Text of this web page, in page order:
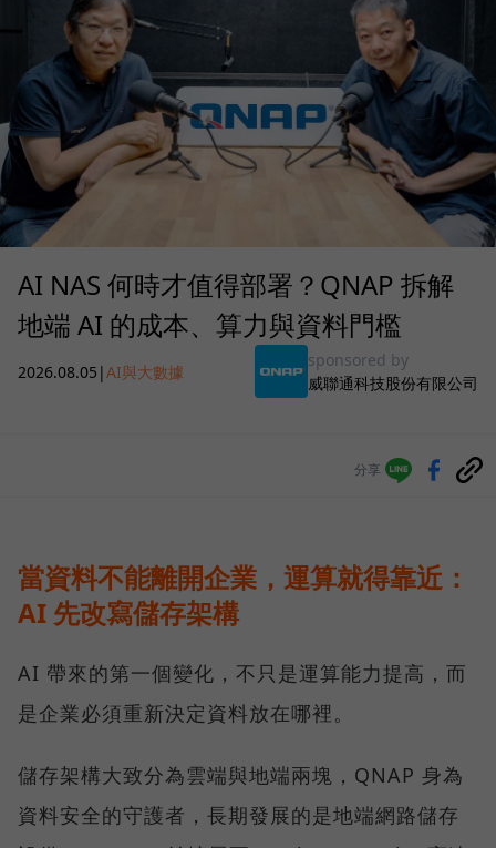
AI NAS 何時才值得部署？QNAP 拆解
地端 AI 的成本、算力與資料門檻
2026.08.05 |AI與大數據
sponsored by
威聯通科技股份有限公司
分享
當資料不能離開企業，運算就得靠近：
AI 先改寫儲存架構
AI 帶來的第一個變化，不只是運算能力提高，而
是企業必須重新決定資料放在哪裡。
儲存架構大致分為雲端與地端兩塊，QNAP 身為
資料安全的守護者，長期發展的是地端網路儲存